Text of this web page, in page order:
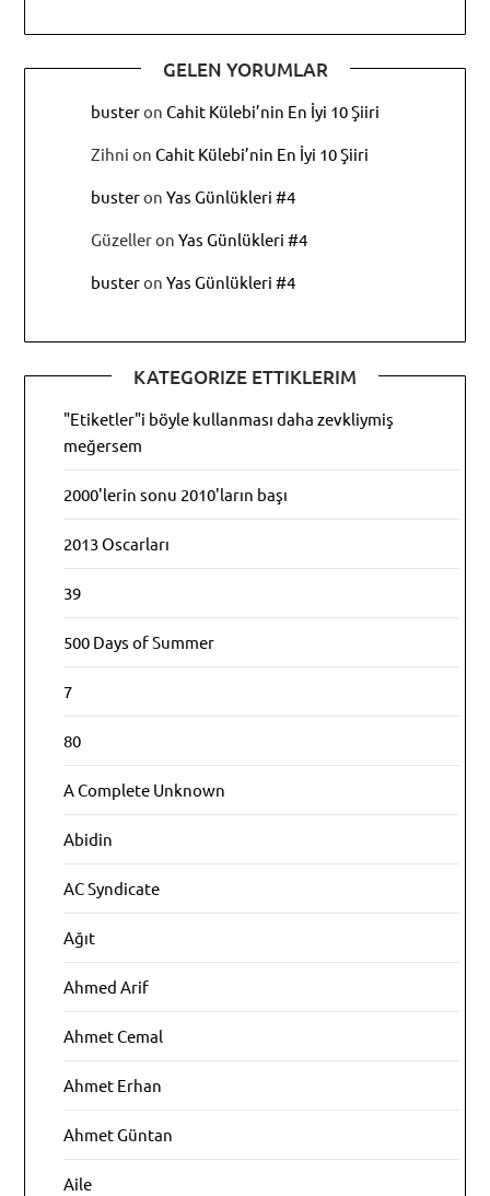
GELEN YORUMLAR
busteronCahit Külebi’nin En İyi 10 Şiiri
Zihni onCahit Külebi’nin En İyi 10 Şiiri
busteronYas Günlükleri #4
GüzelleronYas Günlükleri #4
busteronYas Günlükleri #4
KATEGORIZE ETTIKLERIM
"Etiketler"i böyle kullanması daha zevkliymiş
meğersem
2000'lerin sonu 2010'ların başı
2013 Oscarları
39
500 Days of Summer
7
80
A Complete Unknown
Abidin
AC Syndicate
Ağıt
Ahmed Arif
Ahmet Cemal
Ahmet Erhan
Ahmet Güntan
Aile